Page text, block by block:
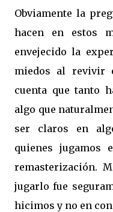
Obviamente la
hacen en estos
envejecido la
miedos al revivir
cuenta que tanto
algo que
ser claros en
quienes
remasterización.
jugarlo fue
hicimos y no en